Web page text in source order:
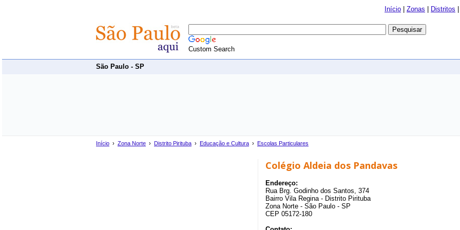
Início Zonas Distritos
Custom Search
São Paulo - SP
Início › Zona Norte › Distrito Pirituba › Educação e Cultura › Escolas Particulares
Colégio Aldeia dos Pandavas
Endereço:
Rua Brg. Godinho dos Santos, 374
Bairro Vila Regina - Distrito Pirituba
Zona Norte - São Paulo - SP
CEP 05172-180